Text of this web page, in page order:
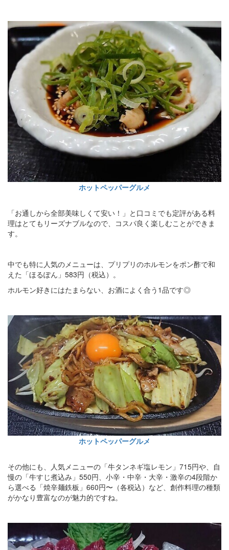
ホットペッパーグルメ
「お通しから全部美味しくて安い！」と口コミでも定評がある料
理はとてもリーズナブルなので、コスパ良く楽しむことができま
す。
中でも特に人気のメニューは、プリプリのホルモンをポン酢で和
えた「ほるぽん」583円（税込）。
ホルモン好きにはたまらない、お酒によく合う1品です◎
ホットペッパーグルメ
その他にも、人気メニューの「牛タンネギ塩レモン」715円や、自
慢の「牛すじ煮込み」550円、小辛・中辛・大辛・激辛の4段階か
ら選べる「焼辛麺鉄板」660円〜（各税込）など、創作料理の種類
がかなり豊富なのが魅力的ですね。